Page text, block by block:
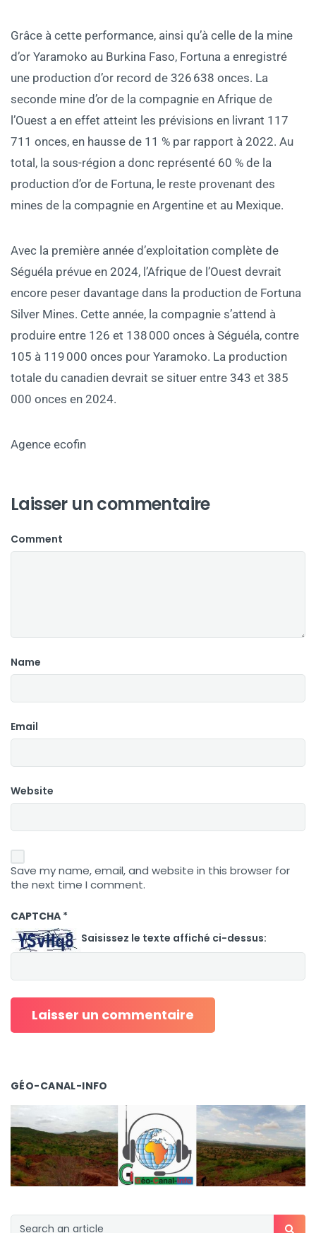
Grâce à cette performance, ainsi qu’à celle de la mine
d’or Yaramoko au Burkina Faso, Fortuna a enregistré
une production d’or record de 326 638 onces. La
seconde mine d’or de la compagnie en Afrique de
l’Ouest a en effet atteint les prévisions en livrant 117
711 onces, en hausse de 11 % par rapport à 2022. Au
total, la sous-région a donc représenté 60 % de la
production d’or de Fortuna, le reste provenant des
mines de la compagnie en Argentine et au Mexique.
Avec la première année d’exploitation complète de
Séguéla prévue en 2024, l’Afrique de l’Ouest devrait
encore peser davantage dans la production de Fortuna
Silver Mines. Cette année, la compagnie s’attend à
produire entre 126 et 138 000 onces à Séguéla, contre
105 à 119 000 onces pour Yaramoko. La production
totale du canadien devrait se situer entre 343 et 385
000 onces en 2024.
Agence ecofin
Laisser un commentaire
Comment
Name
Email
Website
Save my name, email, and website in this browser for
the next time I comment.
CAPTCHA *
Saisissez le texte affiché ci-dessus:
GÉO-CANAL-INFO